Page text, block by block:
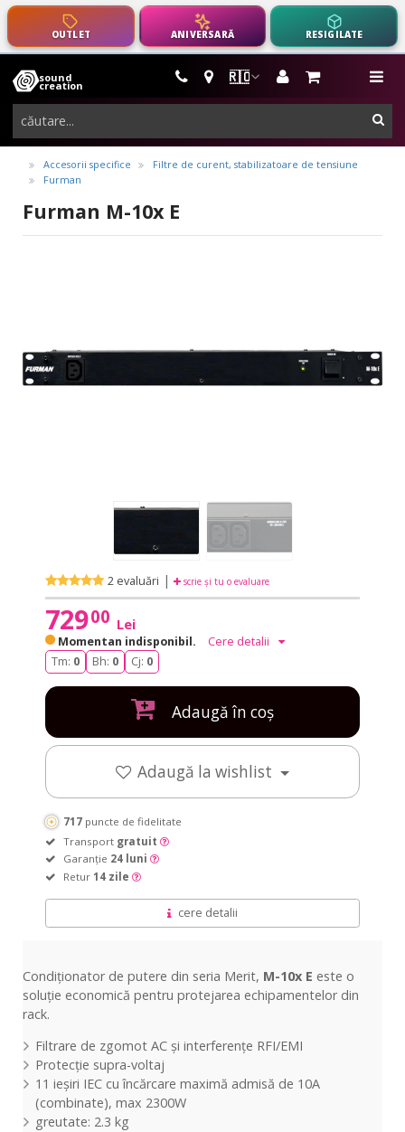
OUTLET ANIVERSARĂ RESIGILATE
🇷🇴
sound
creation
instrumente
muzicale,
echipamente
pro-
audio
Accesorii specifice
Filtre de curent, stabilizatoare de tensiune
Furman
Furman M-10x E
2 evaluări | scrie și tu o evaluare
72900 Lei
Momentan indisponibil.
Cere detalii
Tm: 0 Bh: 0 Cj: 0
Adaugă în coș
Adaugă la wishlist
717 puncte de fidelitate
Transport gratuit
Garanție 24 luni
Retur 14 zile
cere detalii
Condiționator de putere din seria Merit, M-10x E este o
soluție economică pentru protejarea echipamentelor din
rack.
Filtrare de zgomot AC și interferențe RFI/EMI
Protecție supra-voltaj
11 ieșiri IEC cu încărcare maximă admisă de 10A
(combinate), max 2300W
greutate: 2.3 kg